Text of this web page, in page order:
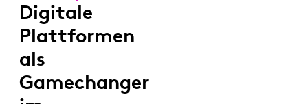
Digitale
Plattformen
als
Gamechanger